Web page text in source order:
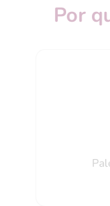
Por